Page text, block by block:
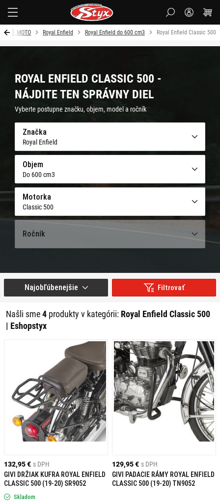
MOJE MOTO Royal Enfield Royal Enfield do 600 cm3 Royal Enfield Classic 500
ROYAL ENFIELD CLASSIC 500 -
NÁJDITE TEN SPRÁVNY DIEL
Vyberte postupne značku, objem, model a ročník
Značka
Royal Enfield
Objem
Do 600 cm3
Motorka
Classic 500
Ročník
Filtrovať
Našli sme4 produkty v kategórii: Royal Enfield Classic 500
| Eshopstyx
Najobľúbenejšie
132,95 € s DPH
GIVI DRŽIAK KUFRA ROYAL ENFIELD
CLASSIC 500 (19-20) SR9052
Skladom
129,95 € s DPH
GIVI PADACIE RÁMY ROYAL ENFIELD
CLASSIC 500 (19-20) TN9052